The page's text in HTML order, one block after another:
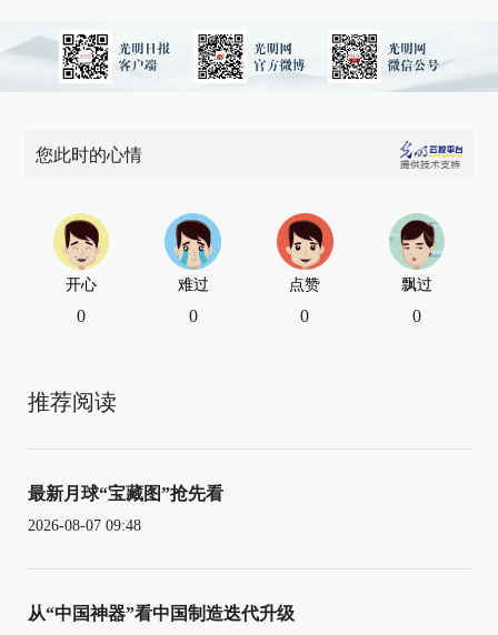
您此时的心情
开心
0
难过
0
点赞
0
飘过
0
推荐阅读
最新月球“宝藏图”抢先看
2026-08-07 09:48
从“中国神器”看中国制造迭代升级